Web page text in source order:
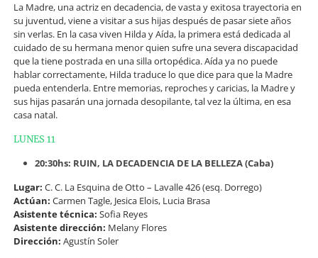
La Madre, una actriz en decadencia, de vasta y exitosa trayectoria en
su juventud, viene a visitar a sus hijas después de pasar siete años
sin verlas. En la casa viven Hilda y Aída, la primera está dedicada al
cuidado de su hermana menor quien sufre una severa discapacidad
que la tiene postrada en una silla ortopédica. Aída ya no puede
hablar correctamente, Hilda traduce lo que dice para que la Madre
pueda entenderla. Entre memorias, reproches y caricias, la Madre y
sus hijas pasarán una jornada desopilante, tal vez la última, en esa
casa natal.
LUNES 11
20:30hs: RUIN, LA DECADENCIA DE LA BELLEZA (Caba)
Lugar: C. C. La Esquina de Otto – Lavalle 426 (esq. Dorrego)
Actúan: Carmen Tagle, Jesica Elois, Lucia Brasa
Asistente técnica: Sofia Reyes
Asistente dirección: Melany Flores
Dirección: Agustín Soler